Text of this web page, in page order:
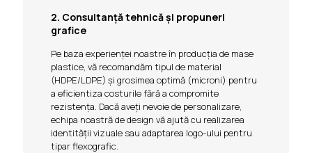
2. Consultanță tehnică și propuneri
grafice
Pe baza experienței noastre în producția de mase
plastice, vă recomandăm tipul de material
(HDPE/LDPE) și grosimea optimă (microni) pentru
a eficientiza costurile fără a compromite
rezistența. Dacă aveți nevoie de personalizare,
echipa noastră de design vă ajută cu realizarea
identității vizuale sau adaptarea logo-ului pentru
tipar flexografic.